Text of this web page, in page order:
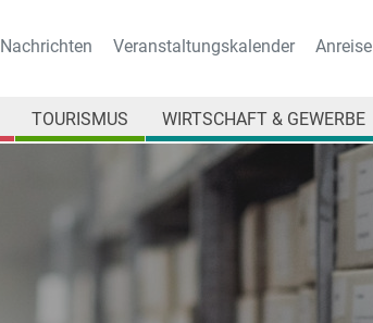
Nachrichten Veranstaltungskalender Anreise
TOURISMUS WIRTSCHAFT & GEWERBE